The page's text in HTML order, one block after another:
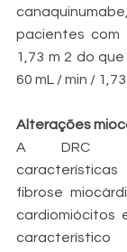
pacientes com
1,73 m 2 do
60 mL / min / 1,73
Alterações
A DRC
fibrose
cardiomiócitos